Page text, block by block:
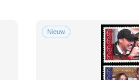
Nieuw